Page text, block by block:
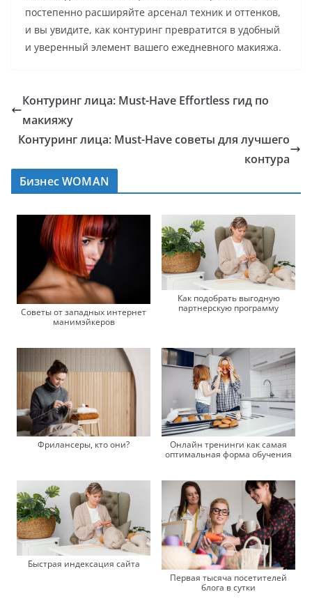
постепенно расширяйте арсенал техник и оттенков,
и вы увидите, как контуринг превратится в удобный
и уверенный элемент вашего ежедневного макияжа.
Контуринг лица: Must-Have Effortless гид по
макияжу
Контуринг лица: Must-Have советы для лучшего
контура
Бизнес WOMAN
Советы от западных интернет
манимэйкеров
Как подобрать выгодную
партнерскую программу
Фрилансеры, кто они?
Онлайн тренинги как самая
оптимальная форма обучения
Быстрая индексация сайта
Первая тысяча посетителей
блога в сутки